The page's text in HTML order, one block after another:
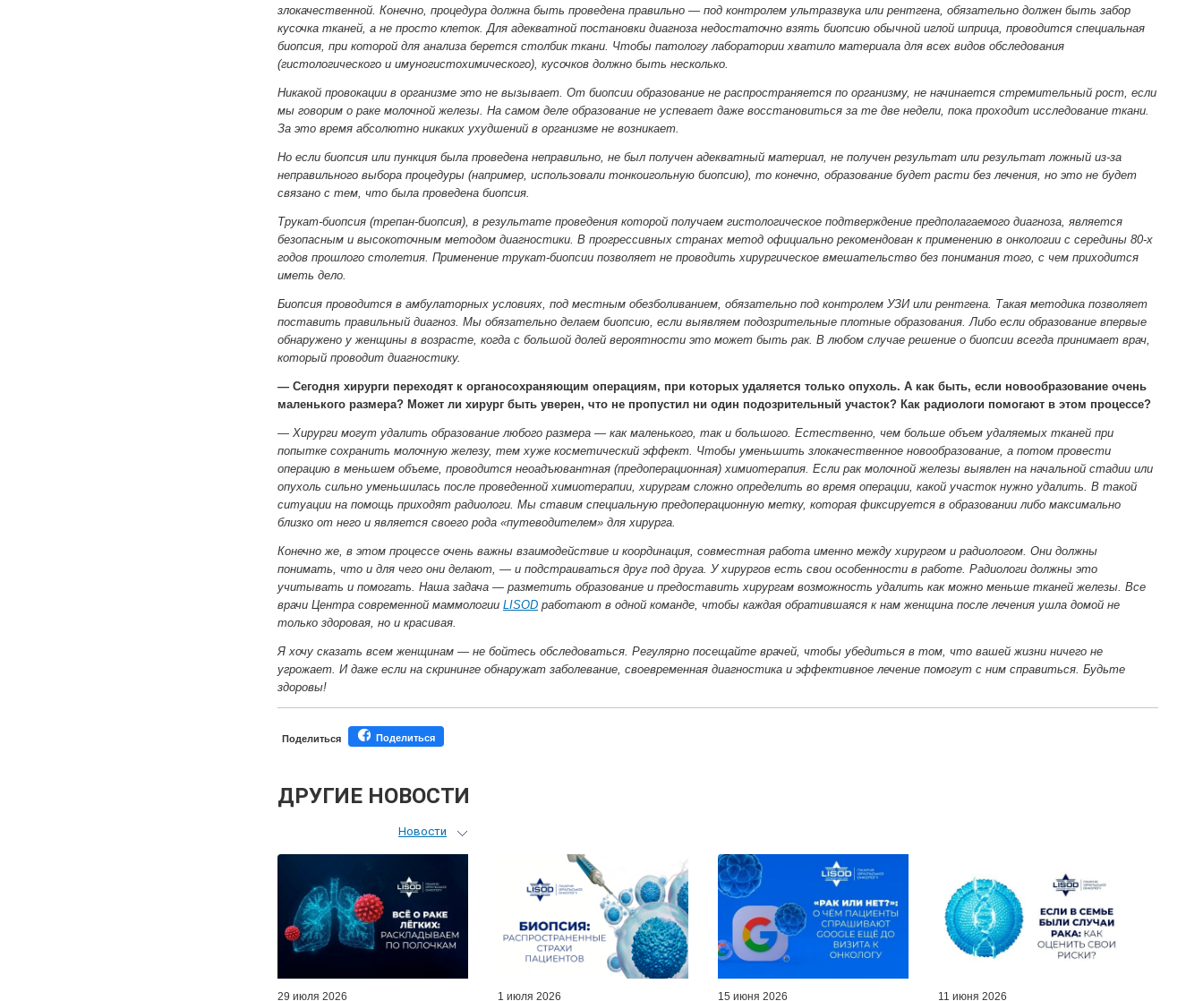
злокачественной. Конечно, процедура должна быть проведена правильно — под контролем ультразвука или рентгена, обязательно должен быть забор
кусочка тканей, а не просто клеток. Для адекватной постановки диагноза недостаточно взять биопсию обычной иглой шприца, проводится специальная
биопсия, при которой для анализа берется столбик ткани. Чтобы патологу лаборатории хватило материала для всех видов обследования
(гистологического и имуногистохимического), кусочков должно быть несколько.
Никакой провокации в организме это не вызывает. От биопсии образование не распространяется по организму, не начинается стремительный рост, если
мы говорим о раке молочной железы. На самом деле образование не успевает даже восстановиться за те две недели, пока проходит исследование ткани.
За это время абсолютно никаких ухудшений в организме не возникает.
Но если биопсия или пункция была проведена неправильно, не был получен адекватный материал, не получен результат или результат ложный из-за
неправильного выбора процедуры (например, использовали тонкоигольную биопсию), то конечно, образование будет расти без лечения, но это не будет
связано с тем, что была проведена биопсия.
Трукат-биопсия (трепан-биопсия), в результате проведения которой получаем гистологическое подтверждение предполагаемого диагноза, является
безопасным и высокоточным методом диагностики. В прогрессивных странах метод официально рекомендован к применению в онкологии с середины 80-х
годов прошлого столетия. Применение трукат-биопсии позволяет не проводить хирургическое вмешательство без понимания того, с чем приходится
иметь дело.
Биопсия проводится в амбулаторных условиях, под местным обезболиванием, обязательно под контролем УЗИ или рентгена. Такая методика позволяет
поставить правильный диагноз. Мы обязательно делаем биопсию, если выявляем подозрительные плотные образования. Либо если образование впервые
обнаружено у женщины в возрасте, когда с большой долей вероятности это может быть рак. В любом случае решение о биопсии всегда принимает врач,
который проводит диагностику.
— Сегодня хирурги переходят к органосохраняющим операциям, при которых удаляется только опухоль. А как быть, если новообразование очень
маленького размера? Может ли хирург быть уверен, что не пропустил ни один подозрительный участок? Как радиологи помогают в этом процессе?
— Хирурги могут удалить образование любого размера — как маленького, так и большого. Естественно, чем больше объем удаляемых тканей при
попытке сохранить молочную железу, тем хуже косметический эффект. Чтобы уменьшить злокачественное новообразование, а потом провести
операцию в меньшем объеме, проводится неоадъювантная (предоперационная) химиотерапия. Если рак молочной железы выявлен на начальной стадии или
опухоль сильно уменьшилась после проведенной химиотерапии, хирургам сложно определить во время операции, какой участок нужно удалить. В такой
ситуации на помощь приходят радиологи. Мы ставим специальную предоперационную метку, которая фиксируется в образовании либо максимально
близко от него и является своего рода «путеводителем» для хирурга.
Конечно же, в этом процессе очень важны взаимодействие и координация, совместная работа именно между хирургом и радиологом. Они должны
понимать, что и для чего они делают, — и подстраиваться друг под друга. У хирургов есть свои особенности в работе. Радиологи должны это
учитывать и помогать. Наша задача — разметить образование и предоставить хирургам возможность удалить как можно меньше тканей железы. Все
врачи Центра современной маммологии LISOD работают в одной команде, чтобы каждая обратившаяся к нам женщина после лечения ушла домой не
только здоровая, но и красивая.
Я хочу сказать всем женщинам — не бойтесь обследоваться. Регулярно посещайте врачей, чтобы убедиться в том, что вашей жизни ничего не
угрожает. И даже если на скрининге обнаружат заболевание, своевременная диагностика и эффективное лечение помогут с ним справиться. Будьте
здоровы!
Поделиться Поделиться
ДРУГИЕ НОВОСТИ
Новости
Персональный гид
Мастер-классы для врачей
Почетные гости
Эфиры LISOD-онлайн
Наши партнеры
29 июля 2026 1 июля 2026 15 июня 2026 11 июня 2026